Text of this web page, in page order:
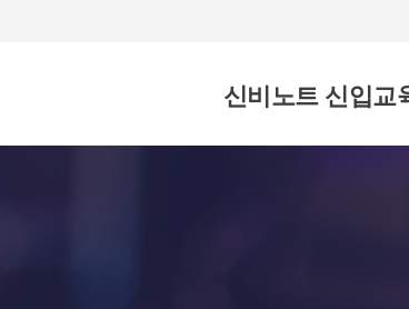
신비노트 신입교